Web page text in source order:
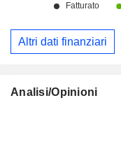
Altri dati finanziari
Analisi/Opinioni